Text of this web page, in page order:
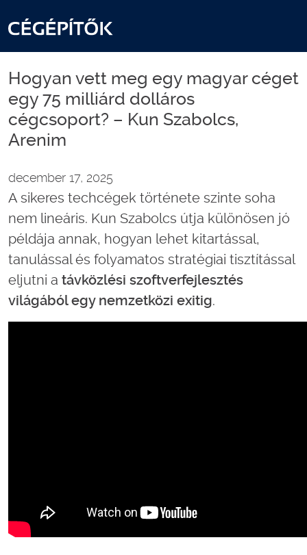
Hogyan vett meg egy magyar céget
egy 75 milliárd dolláros
cégcsoport? – Kun Szabolcs,
Arenim
december 17, 2025
A sikeres techcégek története szinte soha
nem lineáris. Kun Szabolcs útja különösen jó
példája annak, hogyan lehet kitartással,
tanulással és folyamatos stratégiai tisztítással
eljutni a távközlési szoftverfejlesztés
világából egy nemzetközi exitig.